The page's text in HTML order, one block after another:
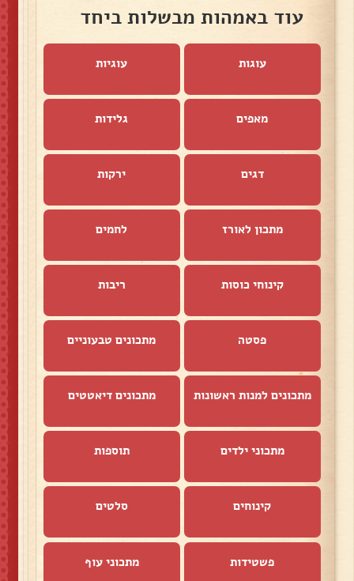
עוד באמהות מבשלות ביחד
עוגות עוגיות
מאפים גלידות
דגים ירקות
מתכון לאורז לחמים
קינוחי כוסות ריבות
פסטה מתכונים טבעוניים
מתכונים למנות ראשונות מתכונים דיאטטים
מתכוני ילדים תוספות
קינוחים סלטים
פשטידות מתכוני עוף